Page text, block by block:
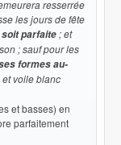
resserrée
les jours de fête
parfaite ; et
; sauf pour les
formes au-
voile blanc
et basses) en
parfaitement